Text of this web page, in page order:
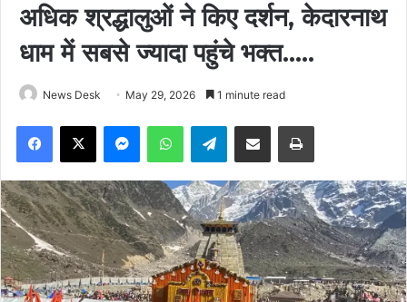
अधिक श्रद्धालुओं ने किए दर्शन, केदारनाथ
धाम में सबसे ज्यादा पहुंचे भक्त…..
News Desk May 29, 2026 1 minute read
Facebook
X MessengerWhatsAppTelegramShare via Email Print